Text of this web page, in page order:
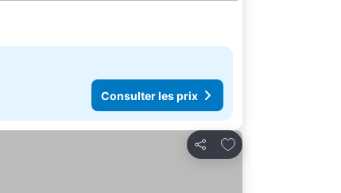
Consulter les prix
Partager
Ajouter à mes favoris